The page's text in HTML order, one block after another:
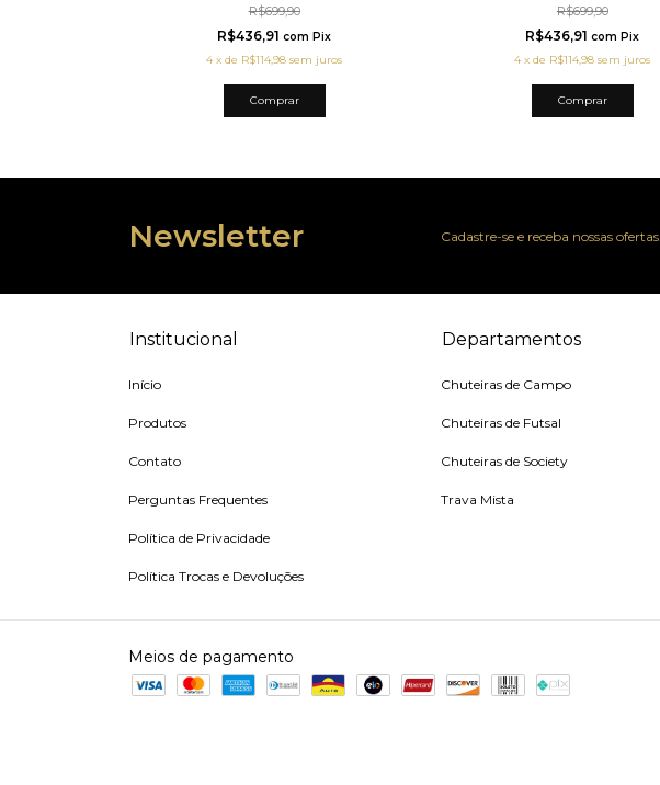
R$699,90
R$436,91com Pix
4 xde R$114,98 sem juros
Comprar
R$699,90
R$436,91com Pix
4 xde R$114,98 sem juros
Comprar
Newsletter Cadastre-se e receba nossas ofertas.
Institucional
Início
Produtos
Contato
Perguntas Frequentes
Política de Privacidade
Política Trocas e Devoluções
Departamentos
Chuteiras de Campo
Chuteiras de Futsal
Chuteiras de Society
Trava Mista
Meios de pagamento